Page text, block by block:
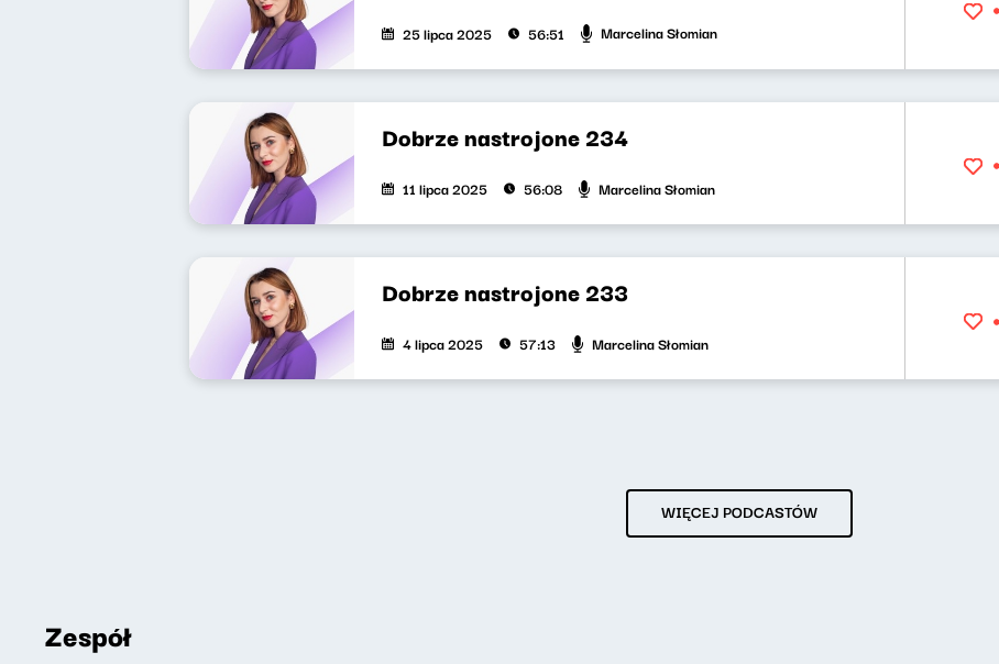
25 lipca 2025 56:51 Marcelina Słomian
Dobrze nastrojone 234
11 lipca 2025 56:08 Marcelina Słomian
Dobrze nastrojone 233
4 lipca 2025 57:13 Marcelina Słomian
WIĘCEJ PODCASTÓW
Zespół